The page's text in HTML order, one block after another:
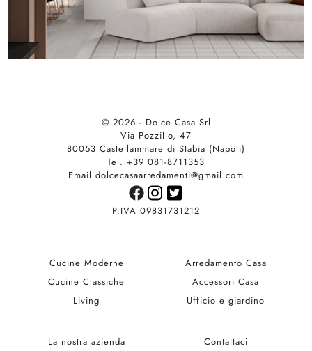
© 2026 - Dolce Casa Srl
Via Pozzillo, 47
80053 Castellammare di Stabia (Napoli)
Tel. +39 081-8711353
Email dolcecasaarredamenti@gmail.com
P.IVA 09831731212
Cucine Moderne
Cucine Classiche
Living
Arredamento Casa
Accessori Casa
Ufficio e giardino
La nostra azienda Contattaci